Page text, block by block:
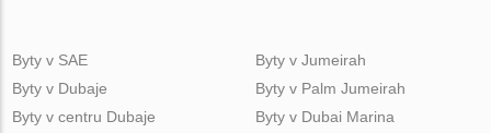
Byty v SAE
Byty v Dubaje
Byty v centru Dubaje
Byty v Jumeirah
Byty v Palm Jumeirah
Byty v Dubai Marina